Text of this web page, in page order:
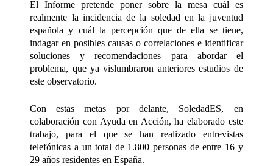
El Informe pretende poner sobre la mesa cuál es
realmente la incidencia de la soledad en la juventud
española y cuál la percepción que de ella se tiene,
indagar en posibles causas o correlaciones e identificar
soluciones y recomendaciones para abordar el
problema, que ya vislumbraron anteriores estudios de
este observatorio.
Con estas metas por delante, SoledadES, en
colaboración con Ayuda en Acción, ha elaborado este
trabajo, para el que se han realizado entrevistas
telefónicas a un total de 1.800 personas de entre 16 y
29 años residentes en España.